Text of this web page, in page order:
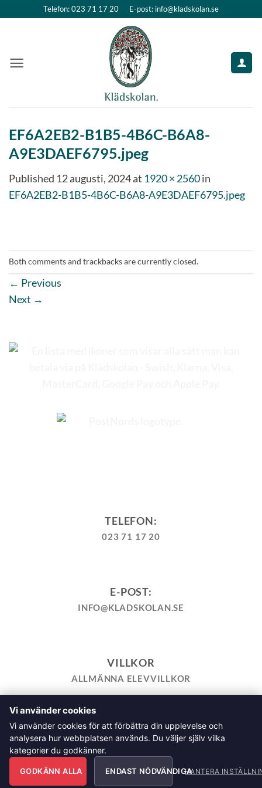
Telefon: 023 71 17 20 E-post: info@kladskolan.se
EF6A2EB2-B1B5-4B6C-B6A8-
A9E3DAEF6795.jpeg
Published 12 augusti, 2024at 1920 × 2560in
EF6A2EB2-B1B5-4B6C-B6A8-A9E3DAEF6795.jpeg
Both comments and trackbacks are currently closed.
← Previous
Next →
TELEFON:
023 71 17 20
E-POST:
INFO@KLADSKOLAN.SE
VILLKOR
ALLMÄNNA ELEVVILLKOR
TILL KASSAN VARUKORG
HEMSIDEPOLICY
COOKIEPOLICY
INTEGRITETSPOLICY
ALLMÄNNA FRÅGOR OM VÅRA KURSER I SÖMNAD OCH
TILLSKÄRNING
Klädskolan Sverige AB, Åsgatan 35, 791 71 Falun Copyright
Vi använder cookies
Vi använder cookies för att förbättra din upplevelse och
analysera hur webbplatsen används. Du väljer själv vilka
kategorier du godkänner.
GODKÄNN ALLA ENDAST NÖDVÄNDIGAHANTERA